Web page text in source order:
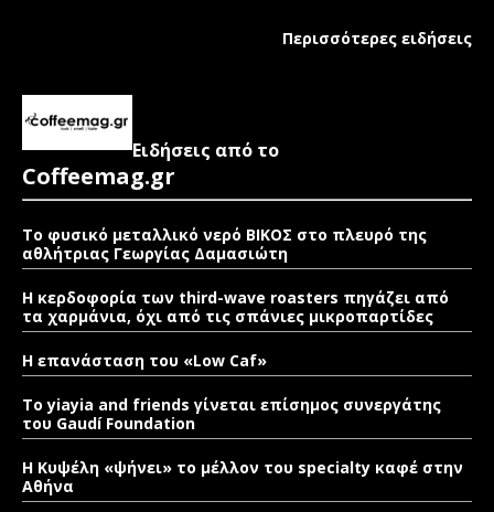
Περισσότερες ειδήσεις
Ειδήσεις από το
Coffeemag.gr
Το φυσικό μεταλλικό νερό ΒΙΚΟΣ στο πλευρό της
αθλήτριας Γεωργίας Δαμασιώτη
Η κερδοφορία των third-wave roasters πηγάζει από
τα χαρμάνια, όχι από τις σπάνιες μικροπαρτίδες
Η επανάσταση του «Low Caf»
To yiayia and friends γίνεται επίσημος συνεργάτης
του Gaudí Foundation
Η Κυψέλη «ψήνει» το μέλλον του specialty καφέ στην
Αθήνα